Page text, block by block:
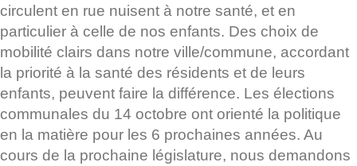
circulent en rue nuisent à notre santé, et en
particulier à celle de nos enfants. Des choix de
mobilité clairs dans notre ville/commune, accordant
la priorité à la santé des résidents et de leurs
enfants, peuvent faire la différence. Les élections
communales du 14 octobre ont orienté la politique
en la matière pour les 6 prochaines années. Au
cours de la prochaine législature, nous demandons